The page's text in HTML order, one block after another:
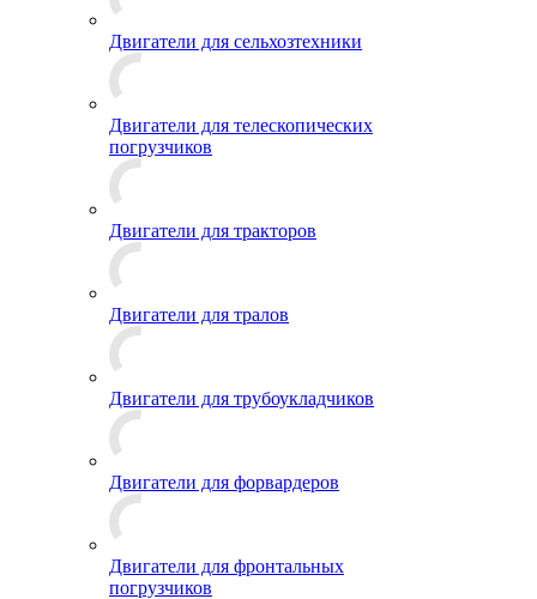
Двигатели для сельхозтехники
Двигатели для телескопических
погрузчиков
Двигатели для тракторов
Двигатели для тралов
Двигатели для трубоукладчиков
Двигатели для форвардеров
Двигатели для фронтальных
погрузчиков